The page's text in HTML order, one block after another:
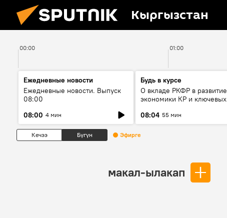
Кыргызстан
00:00 01:00
Ежедневные новости
Ежедневные новости. Выпуск
08:00
08:00 4 мин
Будь в курсе
О вкладе РКФР в развитие
экономики КР и ключевых
08:04 55 мин
Кечээ Бүгүн Эфирге
макал-ылакап